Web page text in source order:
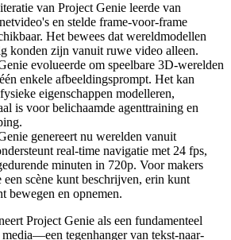
van Project Genie leerde van
en stelde frame-voor-frame
Het bewees dat wereldmodellen
konden zijn vanuit ruwe video alleen.
evolueerde om speelbare 3D-werelden
enkele afbeeldingsprompt. Het kan
eigenschappen modelleren,
is voor belichaamde agenttraining en
genereert nu werelden vanuit
real-time navigatie met 24 fps,
minuten in 720p. Voor makers
een scène kunt beschrijven, erin kunt
bewegen en opnemen.
Project Genie als een fundamenteel
tegenhanger van tekst-naar-